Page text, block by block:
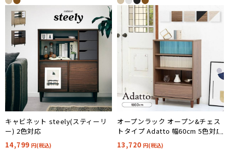
キャビネット steely(スティーリ
ー) 2色対応
14,799 円(税込)
オープンラック オープン&チェス
トタイプ Adatto 幅60cm 5色対応
13,720 円(税込)